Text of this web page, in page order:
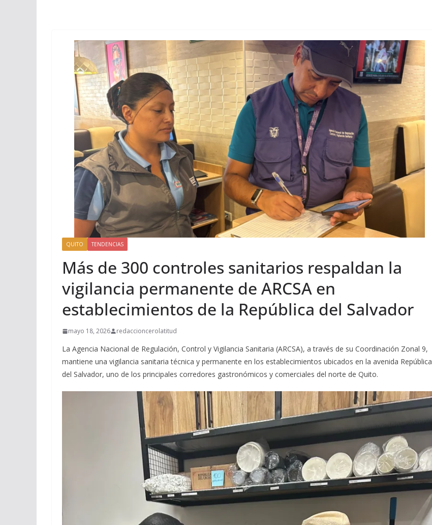
QUITO TENDENCIAS
Más de 300 controles sanitarios respaldan la
vigilancia permanente de ARCSA en
establecimientos de la República del Salvador
mayo 18, 2026 redaccioncerolatitud
La Agencia Nacional de Regulación, Control y Vigilancia Sanitaria (ARCSA), a través de su Coordinación Zonal 9,
mantiene una vigilancia sanitaria técnica y permanente en los establecimientos ubicados en la avenida República
del Salvador, uno de los principales corredores gastronómicos y comerciales del norte de Quito.